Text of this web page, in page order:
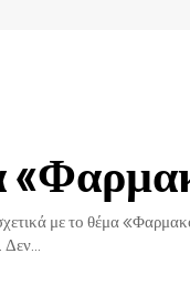
με το θέμα
Δεν...